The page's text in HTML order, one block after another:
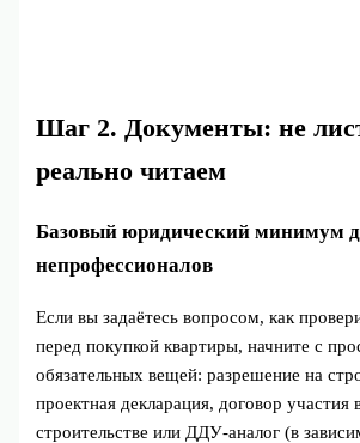
Шаг 2. Документы: не
реально читаем
Базовый юридический минимум
непрофессионалов
Если вы задаётесь вопросом, как
перед покупкой квартиры, начните с
обязательных вещей: разрешение на
проектная декларация, договор участия
строительстве или ДДУ‑аналог (в